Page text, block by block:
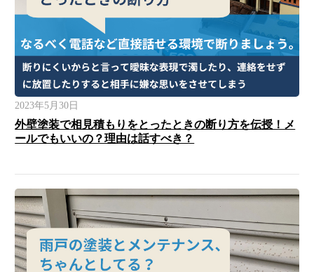
2023年5月30日
外壁塗装で相見積もりをとったときの断り方を伝授！メ
ールでもいいの？理由は話すべき？